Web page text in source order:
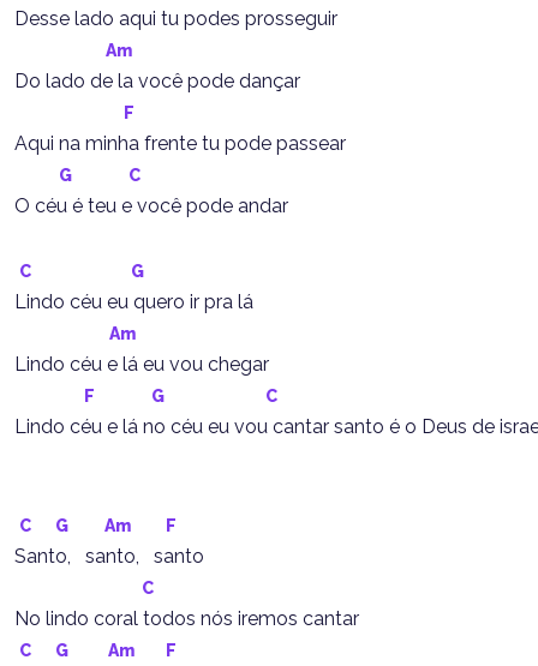
Desse lado aqui tu podes prosseguir
Am
Do lado de la você pode dançar
F
Aqui na minha frente tu pode passear
G C
O céu é teu e você pode andar
C G
Lindo céu eu quero ir pra lá
Am
Lindo céu e lá eu vou chegar
F G C
Lindo céu e lá no céu eu vou cantar santo é o Deus de
C G Am F
Santo,   santo,   santo
C
No lindo coral todos nós iremos cantar
C G Am F